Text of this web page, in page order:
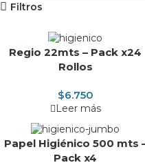
Filtros
AGOTADO
Regio 22mts – Pack x24
Rollos
$6.750
Leer más
Papel Higiénico 500 mts
Pack x4